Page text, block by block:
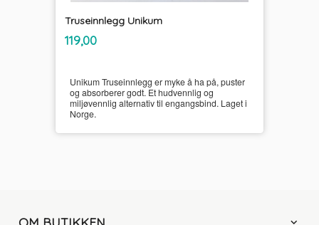
Truseinnlegg Unikum
Pris
119,00mva.
Unikum Truseinnlegg er myke å ha på, puster
og absorberer godt. Et hudvennlig og
miljøvennlig alternativ til engangsbind. Laget i
Norge.